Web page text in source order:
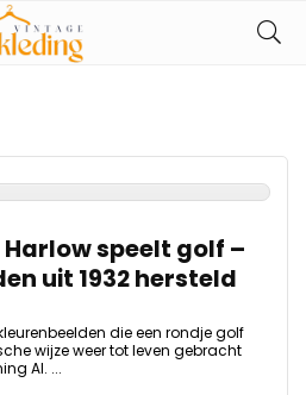
speelt golf –
uit 1932 hersteld
die een rondje golf
wijze weer tot leven gebracht
AI. ...